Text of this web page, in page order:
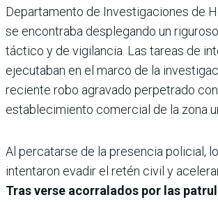
Departamento de Investigaciones de
se encontraba desplegando un
táctico y de vigilancia. Las tareas de
ejecutaban en el marco de la
reciente robo agravado perpetrado
establecimiento comercial de la zona
Al percatarse de la presencia policial,
intentaron evadir el retén civil y
Tras verse acorralados por las